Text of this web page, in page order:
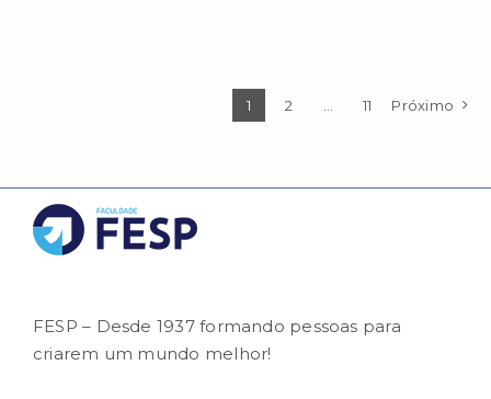
1 2 11 Próximo
FESP – Desde 1937 formando pessoas para
criarem um mundo melhor!